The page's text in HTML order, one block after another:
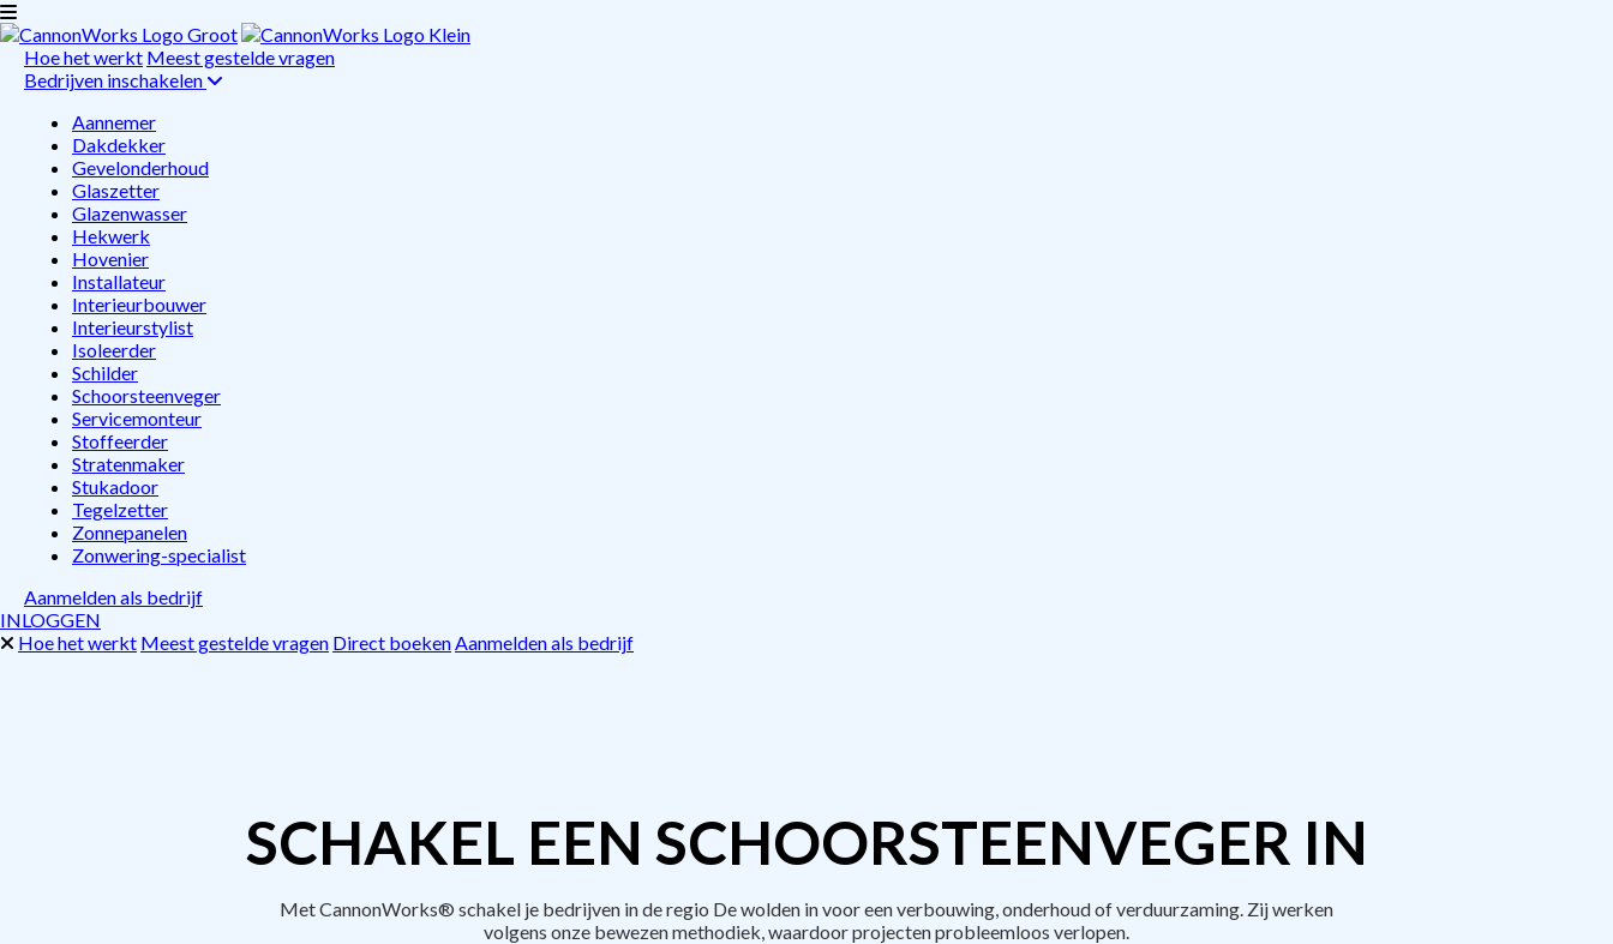
Hoe het werkt Meest gestelde vragen
Bedrijven inschakelen
Aannemer
Dakdekker
Gevelonderhoud
Glaszetter
Glazenwasser
Hekwerk
Hovenier
Installateur
Interieurbouwer
Interieurstylist
Isoleerder
Schilder
Schoorsteenveger
Servicemonteur
Stoffeerder
Stratenmaker
Stukadoor
Tegelzetter
Zonnepanelen
Zonwering-specialist
Aanmelden als bedrijf
INLOGGEN
Hoe het werkt Meest gestelde vragen Direct boekenAanmelden als bedrijf
SCHAKEL EEN SCHOORSTEENVEGER IN
Met CannonWorks® schakel je bedrijven in de regio De wolden in voor een verbouwing, onderhoud of verduurzaming. Zij werken
volgens onze bewezen methodiek, waardoor projecten probleemloos verlopen.